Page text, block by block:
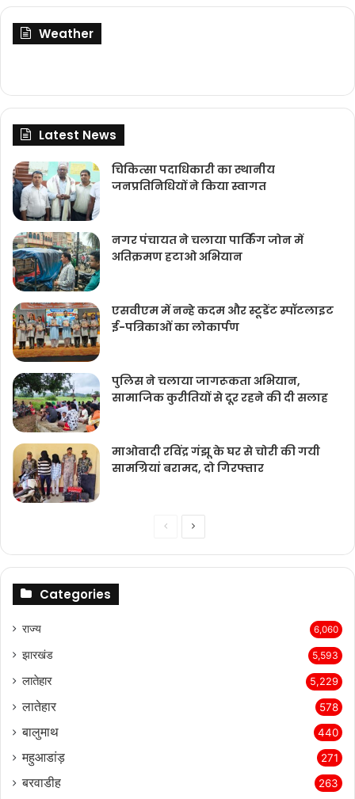
Weather
Latest News
चिकित्‍सा पदाधिकारी का स्थानीय
जनप्रतिनिधियों ने किया स्वागत
नगर पंचायत ने चलाया पार्किंग जोन में
अतिक्रमण हटाओ अभियान
एसवीएम में नन्हे कदम और स्टूडेंट स्पॉटलाइट
ई-पत्रिकाओं का लोकार्पण
पुलिस ने चलाया जागरूकता अभियान,
सामाजिक कुरीतियों से दूर रहने की दी सलाह
माओवादी रविंद्र गंझू के घर से चोरी की गयी
सामग्रियां बरामद, दो गिरफ्तार
PreviousNext
Categories
राज्‍य 6,060
झारखंड 5,593
लातेहार 5,229
लातेहार 578
बालुमाथ 440
महुआडांड़ 271
बरवाडीह 263